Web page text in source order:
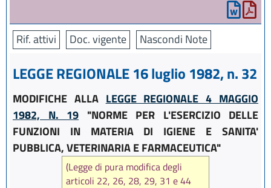
Rif. attivi Doc. vigente Nascondi Note
LEGGE REGIONALE 16 luglio 1982, n. 32
MODIFICHE ALLA LEGGE REGIONALE 4 MAGGIO
1982, N. 19 "NORME PER L'ESERCIZIO DELLE
FUNZIONI IN MATERIA DI IGIENE E SANITA'
PUBBLICA, VETERINARIA E FARMACEUTICA"
(Legge di pura modifica degli
articoli 22, 26, 28, 29, 31 e 44